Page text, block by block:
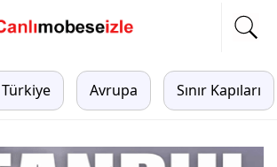
Türkiye Avrupa Sınır Kapıları